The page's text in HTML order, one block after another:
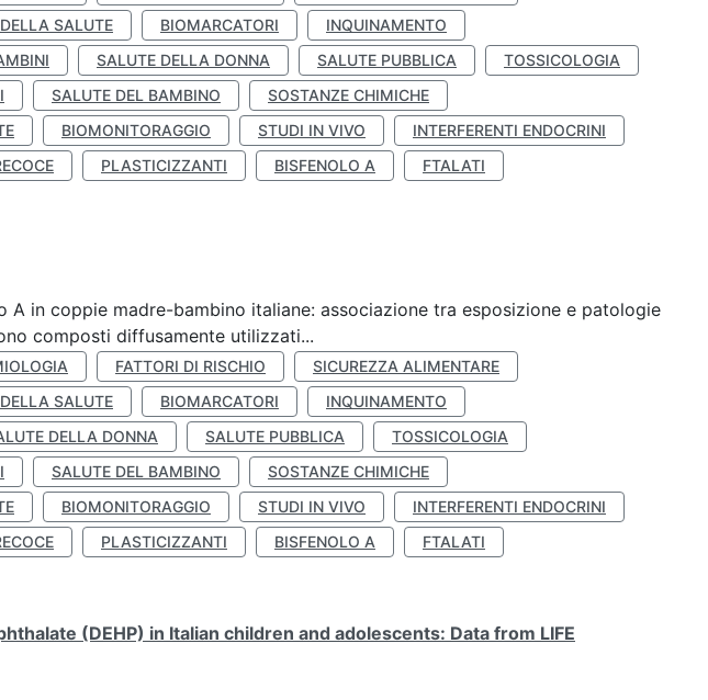
SALUTE BIOMARCATORI
INQUINAMENTO
SALUTE DELLA DONNA SALUTE PUBBLICA
TOSSICOLOGIA
SALUTE DEL BAMBINO
SOSTANZE CHIMICHE
BIOMONITORAGGIO STUDI IN VIVO
INTERFERENTI ENDOCRINI
PLASTICIZZANTI BISFENOLO A
FTALATI
in coppie madre-bambino italiane: associazione tra esposizione e patologie
composti diffusamente utilizzati...
FATTORI DI RISCHIO
SICUREZZA ALIMENTARE
SALUTE BIOMARCATORI
INQUINAMENTO
DELLA DONNA SALUTE PUBBLICA
TOSSICOLOGIA
SALUTE DEL BAMBINO
SOSTANZE CHIMICHE
BIOMONITORAGGIO STUDI IN VIVO
INTERFERENTI ENDOCRINI
PLASTICIZZANTI BISFENOLO A
FTALATI
(DEHP) in Italian children and adolescents: Data from LIFE